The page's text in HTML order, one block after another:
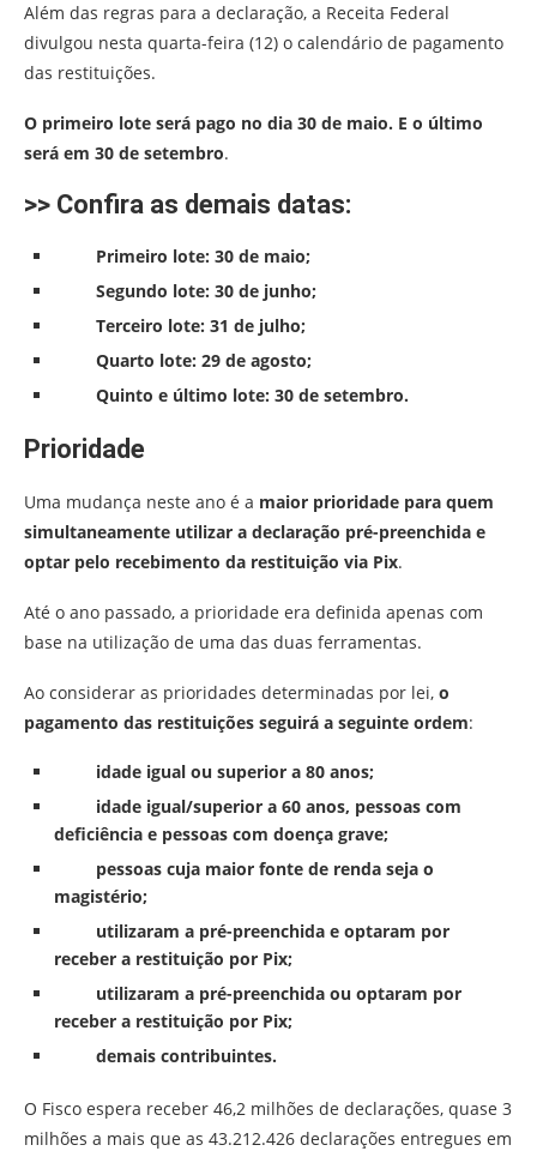
Além das regras para a declaração, a Receita Federal
divulgou nesta quarta-feira (12) o calendário de pagamento
das restituições.
O primeiro lote será pago no dia 30 de maio. E o último
será em 30 de setembro.
>> Confira as demais datas:
Primeiro lote: 30 de maio;
Segundo lote: 30 de junho;
Terceiro lote: 31 de julho;
Quarto lote: 29 de agosto;
Quinto e último lote: 30 de setembro.
Prioridade
Uma mudança neste ano é a maior prioridade para quem
simultaneamente utilizar a declaração pré-preenchida e
optar pelo recebimento da restituição via Pix.
Até o ano passado, a prioridade era definida apenas com
base na utilização de uma das duas ferramentas.
Ao considerar as prioridades determinadas por lei, o
pagamento das restituições seguirá a seguinte ordem:
idade igual ou superior a 80 anos;
idade igual/superior a 60 anos, pessoas com
deficiência e pessoas com doença grave;
pessoas cuja maior fonte de renda seja o
magistério;
utilizaram a pré-preenchida e optaram por
receber a restituição por Pix;
utilizaram a pré-preenchida ou optaram por
receber a restituição por Pix;
demais contribuintes.
O Fisco espera receber 46,2 milhões de declarações, quase 3
milhões a mais que as 43.212.426 declarações entregues em